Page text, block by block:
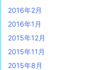
2016年2月
2016年1月
2015年12月
2015年11月
2015年8月